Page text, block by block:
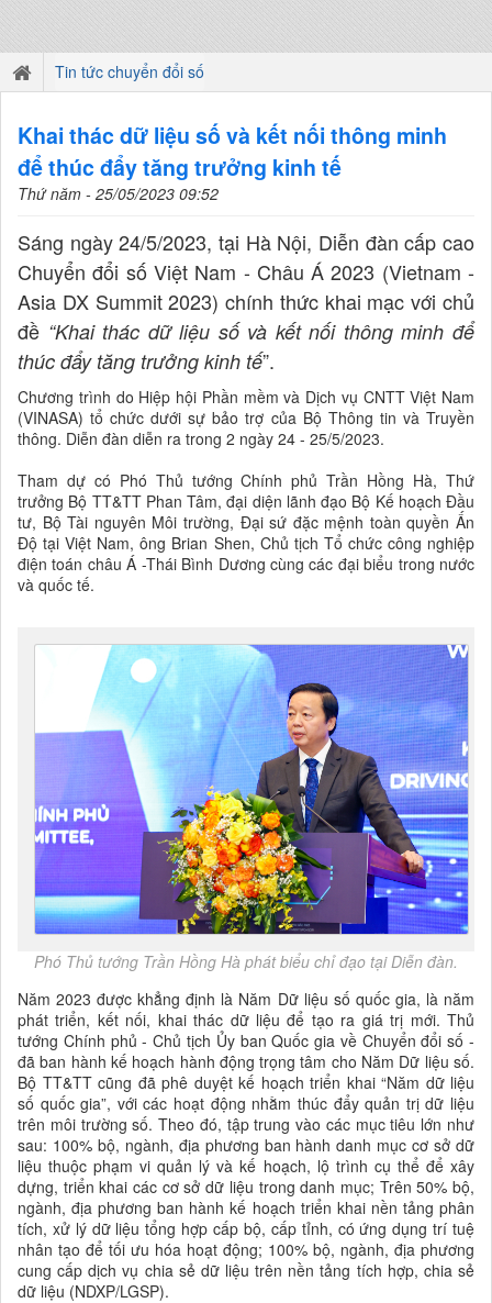
Tin tức chuyển đổi số
Khai thác dữ liệu số và kết nối thông minh
để thúc đẩy tăng trưởng kinh tế
Thứ năm - 25/05/2023 09:52
Sáng ngày 24/5/2023, tại Hà Nội, Diễn đàn cấp cao
Chuyển đổi số Việt Nam - Châu Á 2023 (Vietnam -
Asia DX Summit 2023) chính thức khai mạc với chủ
đề “Khai thác dữ liệu số và kết nối thông minh để
thúc đẩy tăng trưởng kinh tế”.
Chương trình do Hiệp hội Phần mềm và Dịch vụ CNTT Việt Nam
(VINASA) tổ chức dưới sự bảo trợ của Bộ Thông tin và Truyền
thông. Diễn đàn diễn ra trong 2 ngày 24 - 25/5/2023.
Tham dự có Phó Thủ tướng Chính phủ Trần Hồng Hà, Thứ
trưởng Bộ TT&TT Phan Tâm, đại diện lãnh đạo Bộ Kế hoạch Đầu
tư, Bộ Tài nguyên Môi trường, Đại sứ đặc mệnh toàn quyền Ấn
Độ tại Việt Nam, ông Brian Shen, Chủ tịch Tổ chức công nghiệp
điện toán châu Á -Thái Bình Dương cùng các đại biểu trong nước
và quốc tế.
Phó Thủ tướng Trần Hồng Hà phát biểu chỉ đạo tại Diễn đàn.
Năm 2023 được khẳng định là Năm Dữ liệu số quốc gia, là năm
phát triển, kết nối, khai thác dữ liệu để tạo ra giá trị mới. Thủ
tướng Chính phủ - Chủ tịch Ủy ban Quốc gia về Chuyển đổi số -
đã ban hành kế hoạch hành động trọng tâm cho Năm Dữ liệu số.
Bộ TT&TT cũng đã phê duyệt kế hoạch triển khai “Năm dữ liệu
số quốc gia”, với các hoạt động nhằm thúc đẩy quản trị dữ liệu
trên môi trường số. Theo đó, tập trung vào các mục tiêu lớn như
sau: 100% bộ, ngành, địa phương ban hành danh mục cơ sở dữ
liệu thuộc phạm vi quản lý và kế hoạch, lộ trình cụ thể để xây
dựng, triển khai các cơ sở dữ liệu trong danh mục; Trên 50% bộ,
ngành, địa phương ban hành kế hoạch triển khai nền tảng phân
tích, xử lý dữ liệu tổng hợp cấp bộ, cấp tỉnh, có ứng dụng trí tuệ
nhân tạo để tối ưu hóa hoạt động; 100% bộ, ngành, địa phương
cung cấp dịch vụ chia sẻ dữ liệu trên nền tảng tích hợp, chia sẻ
dữ liệu (NDXP/LGSP).